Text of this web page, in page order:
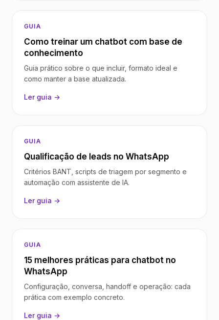
GUIA
Como treinar um chatbot com base de
conhecimento
Guia prático sobre o que incluir, formato ideal e
como manter a base atualizada.
Ler guia →
GUIA
Qualificação de leads no WhatsApp
Critérios BANT, scripts de triagem por segmento e
automação com assistente de IA.
Ler guia →
GUIA
15 melhores práticas para chatbot no
WhatsApp
Configuração, conversa, handoff e operação: cada
prática com exemplo concreto.
Ler guia →